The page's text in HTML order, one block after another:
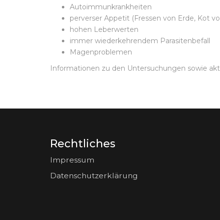
Autoimmunkrankheiten
perverser Appetit (Fressen von Erde, Kot
hohen Leberwerten
immer wiederkehrendem Parasitenbefall
Magenproblemen
Informationen zu den Untersuchungen sowie
Rechtliches
Impressum
Datenschutzerklärung